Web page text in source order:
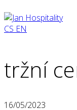
CS EN
tržní
16/05/2023